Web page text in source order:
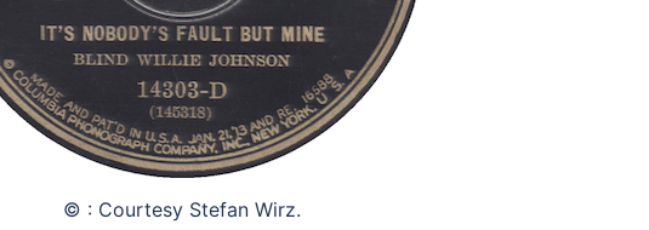
© : Courtesy Stefan Wirz.